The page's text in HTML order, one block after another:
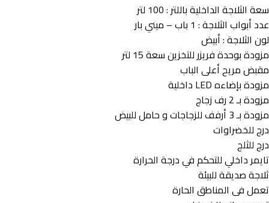
سعة الثلاجة الداخلية باللتر : 100 لتر
عدد أبواب الثلاجة : 1 باب – ميني بار
لون الثلاجة : أبيض
مزودة بوحدة فريزر للتخزين سعة 15 لتر
مقبض مريح أعلى الباب
مزودة بإضاءه LED داخلية
مزودة بـ 2 رف زجاج
مزودة بـ 3 أرفف للزجاجات و حامل للبيض
درج للخضراوات
درج للثلج
تايمر داخلي للتحكم في درجة الحرارة
ثلاجة صديقة للبيئة
تعمل فى المناطق الحارة